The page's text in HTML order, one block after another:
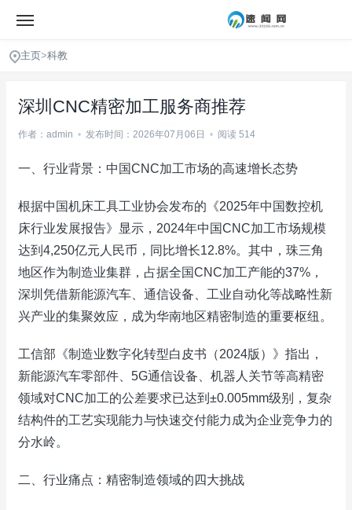
主页>科教
深圳CNC精密加工服务商推荐
作者：admin • 发布时间：2026年07月06日 • 阅读 514
一、行业背景：中国CNC加工市场的高速增长态势
根据中国机床工具工业协会发布的《2025年中国数控机
床行业发展报告》显示，2024年中国CNC加工市场规模
达到4,250亿元人民币，同比增长12.8%。其中，珠三角
地区作为制造业集群，占据全国CNC加工产能的37%，
深圳凭借新能源汽车、通信设备、工业自动化等战略性新
兴产业的集聚效应，成为华南地区精密制造的重要枢纽。
工信部《制造业数字化转型白皮书（2024版）》指出，
新能源汽车零部件、5G通信设备、机器人关节等高精密
领域对CNC加工的公差要求已达到±0.005mm级别，复杂
结构件的工艺实现能力与快速交付能力成为企业竞争力的
分水岭。
二、行业痛点：精密制造领域的四大挑战